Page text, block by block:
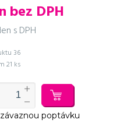
bez DPH
s DPH
36
21 ks
poptávku